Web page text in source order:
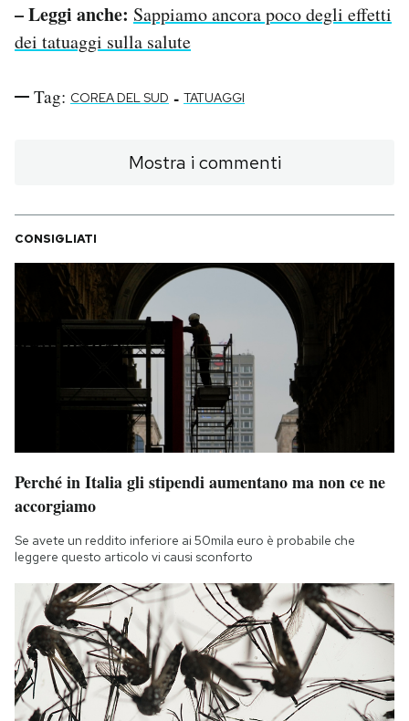
– Leggi anche: Sappiamo ancora poco degli effetti
dei tatuaggi sulla salute
Tag: COREA DEL SUD - TATUAGGI
Mostra i commenti
CONSIGLIATI
Perché in Italia gli stipendi aumentano ma non ce ne
accorgiamo
Se avete un reddito inferiore ai 50mila euro è probabile che
leggere questo articolo vi causi sconforto